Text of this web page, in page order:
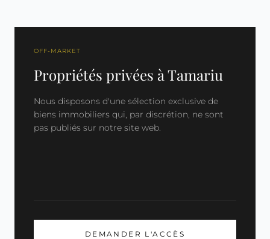
OFF-MARKET
Propriétés privées à Tamariu
Nous disposons d'une sélection exclusive de
biens immobiliers qui, par discrétion, ne sont
pas publiés sur notre site web.
DEMANDER L'ACCÈS